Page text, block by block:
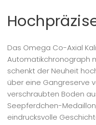
Das Omega Co-Axial
Automatikchronograph
schenkt der Neuheit
über eine Gangreserve
verschraubten Boden
Seepferdchen-
eindrucksvolle